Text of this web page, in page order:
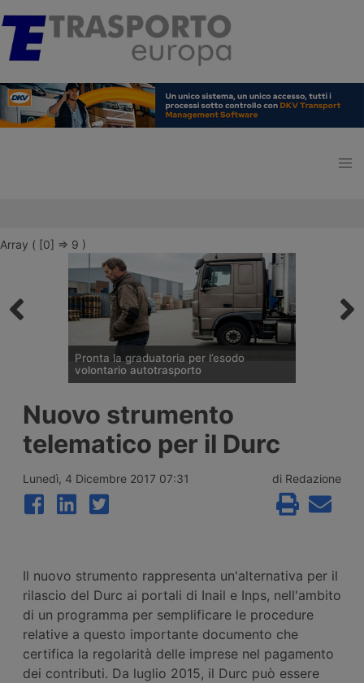
Array ( [0] => 9 )
Pronta la graduatoria per l’esodo
volontario autotrasporto
degli Autotrasportatori ha pubblicato
l’elenco delle 133 imprese monoveicolari
ammesse agli incentivi da 15mila euro per
l’uscita volontaria dal mercato, nell’ambito
per il 2026.
Nuovo strumento
telematico per il Durc
Lunedì, 4 Dicembre 2017 07:31 di Redazione
Il nuovo strumento rappresenta un'alternativa per il
rilascio del Durc ai portali di Inail e Inps, nell'ambito
di un programma per semplificare le procedure
relative a questo importante documento che
certifica la regolarità delle imprese nel pagamento
dei contributi. Da luglio 2015, il Durc può essere